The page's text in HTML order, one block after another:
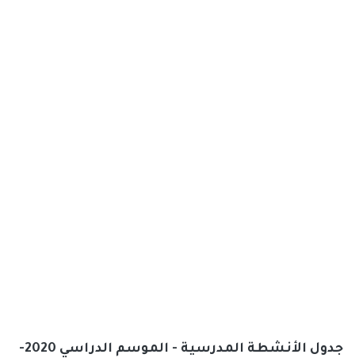
جدول الأنشطة المدرسية - الموسم الدراسي 2020-